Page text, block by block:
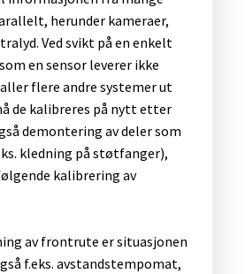
herunder kameraer,
Ved svikt på en enkelt
en sensor leverer ikke
flere andre systemer ut
de kalibreres på nytt etter
demontering av deler som
kledning på støtfanger),
kalibrering av
av frontrute er situasjonen
f.eks. avstandstempomat,